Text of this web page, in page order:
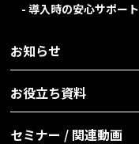
導入時の安心サポート
お知らせ
お役立ち資料
セミナー / 関連動画